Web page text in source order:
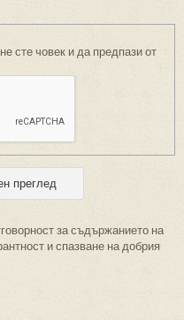
сте човек и да предпази от
за съдържанието на
и спазване на добрия